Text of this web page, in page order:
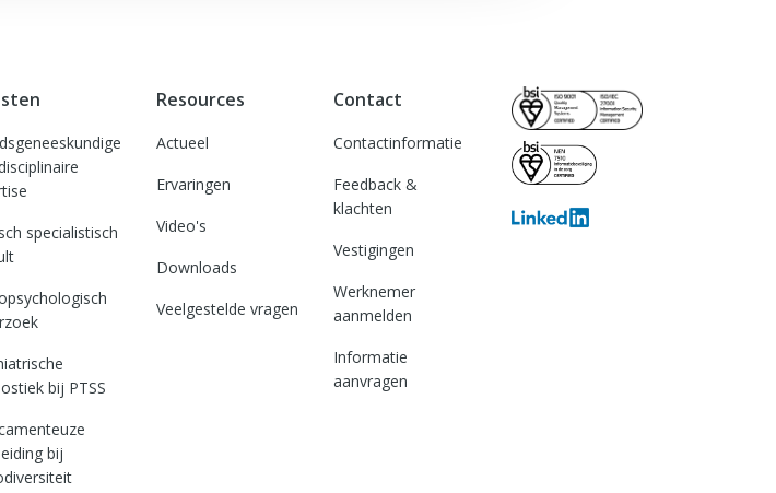
specialistisch
bij PTSS
bij
Resources
Actueel
Ervaringen
Video's
Downloads
Veelgestelde vragen
Contact
Contactinformatie
Feedback &
klachten
Vestigingen
Werknemer
aanmelden
Informatie
aanvragen